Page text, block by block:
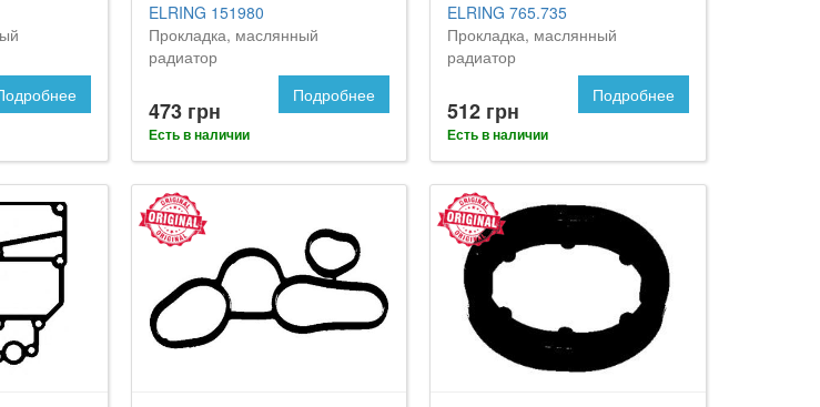
ELRING 151980
Прокладка, маслянный
радиатор
473 грн
Есть в наличии
Подробнее
ELRING 765.735
Прокладка, маслянный
радиатор
512 грн
Есть в наличии
Подробнее